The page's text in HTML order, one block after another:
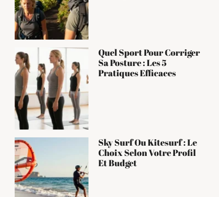
Quel Sport Pour Corriger
Sa Posture : Les 5
Pratiques Efficaces
Sky Surf Ou Kitesurf : Le
Choix Selon Votre Profil
Et Budget